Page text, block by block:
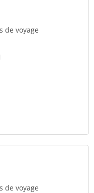
de voyage
de voyage